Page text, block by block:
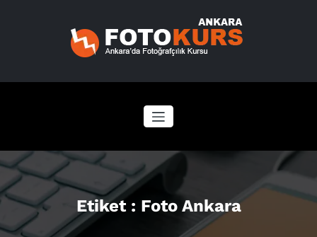
Etiket : Foto Ankara